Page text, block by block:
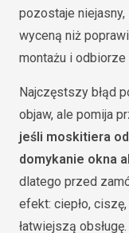
pozostaje
wyceną niż
montażu i odbiorze
Najczęstszy błąd
objaw, ale pomija
jeśli moskitiera
domykanie okna
dlatego przed
efekt: ciepło,
łatwiejszą